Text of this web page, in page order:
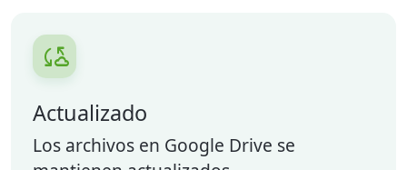

Actualizado
Los archivos en Google Drive se